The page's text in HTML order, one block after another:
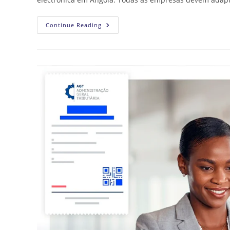
Continue Reading